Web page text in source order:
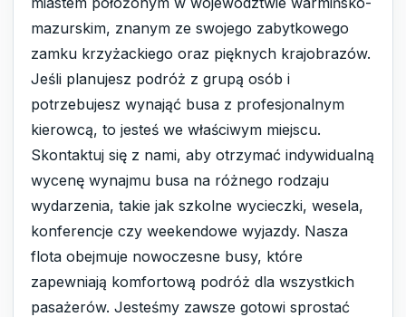
mazurskim, znanym ze swojego zabytkowego
zamku krzyżackiego oraz pięknych krajobrazów.
Jeśli planujesz podróż z grupą osób i
potrzebujesz wynająć busa z profesjonalnym
kierowcą, to jesteś we właściwym miejscu.
Skontaktuj się z nami, aby otrzymać indywidualną
wycenę wynajmu busa na różnego rodzaju
wydarzenia, takie jak szkolne wycieczki, wesela,
konferencje czy weekendowe wyjazdy. Nasza
flota obejmuje nowoczesne busy, które
zapewniają komfortową podróż dla wszystkich
pasażerów. Jesteśmy zawsze gotowi sprostać